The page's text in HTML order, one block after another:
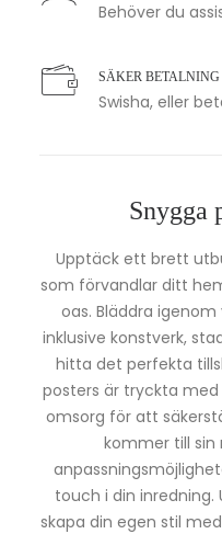
Behöver du
SÄKER BETALNING
Swisha, eller
Snygga
Upptäck ett brett
som förvandlar ditt
oas. Bläddra
inklusive konstverk,
hitta det perfekta
posters är tryckta
omsorg för att
kommer till sin
touch i din inredning.
skapa din egen stil